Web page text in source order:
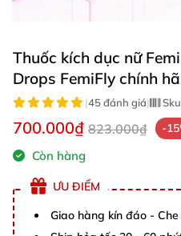
Thuốc kích dục nữ
Drops FemiFly chính
|45 đánh giá|
700.000₫ 823.000₫ -
Còn hàng
ƯU ĐIỂM
Giao hàng kín đáo -